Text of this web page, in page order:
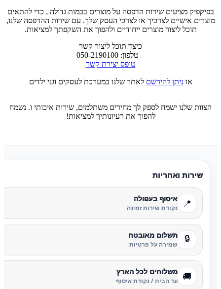
בפיקפיק מציעים שירות הדפסה על מוצרים בכמות גדולה , כדי להתאים
מוצרים אישיים לצרכיך או לצרכי העסק שלך. עם שירות ההדפסה שלנו,
תוכל ליצור מוצרים ייחודיים ולהפוך את השקפתך למציאות.
כיצד תוכל ליצור קשר
– טלפון: 050-2190100
טופס יצירת קשר
אוניתן להירשם לאתר שלנו במערכת לעסקים וגני ילדים
הצוות שלנו ישמח לספק לך מחירים משתלמים, שירות איכותי ו. נשמח
להפוך את רעיונותיך למציאות!
שירות ואחריות
📍 איסוף בעפולה
נקודת שירות זמינה
🔒 תשלום מאובטח
שמירה על פרטיות
🚚 משלוחים לכל הארץ
עד הבית / נקודת איסוף